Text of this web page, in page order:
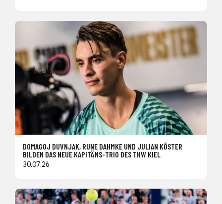
DOMAGOJ DUVNJAK, RUNE DAHMKE UND JULIAN KÖSTER
BILDEN DAS NEUE KAPITÄNS-TRIO DES THW KIEL
30.07.26